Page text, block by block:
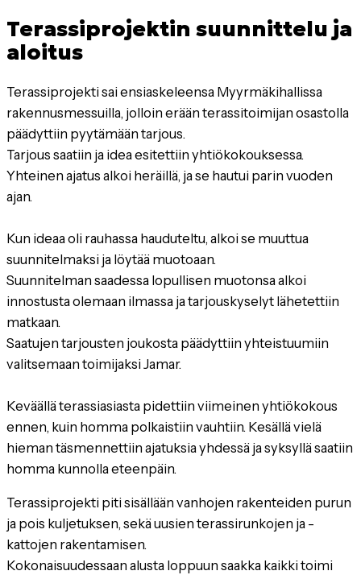
Terassiprojektin suunnittelu ja
aloitus
Terassiprojekti sai ensiaskeleensa Myyrmäkihallissa
rakennusmessuilla, jolloin erään terassitoimijan osastolla
päädyttiin pyytämään tarjous.
Tarjous saatiin ja idea esitettiin yhtiökokouksessa.
Yhteinen ajatus alkoi heräillä, ja se hautui parin vuoden
ajan.
Kun ideaa oli rauhassa hauduteltu, alkoi se muuttua
suunnitelmaksi ja löytää muotoaan.
Suunnitelman saadessa lopullisen muotonsa alkoi
innostusta olemaan ilmassa ja tarjouskyselyt lähetettiin
matkaan.
Saatujen tarjousten joukosta päädyttiin yhteistuumiin
valitsemaan toimijaksi Jamar.
Keväällä terassiasiasta pidettiin viimeinen yhtiökokous
ennen, kuin homma polkaistiin vauhtiin. Kesällä vielä
hieman täsmennettiin ajatuksia yhdessä ja syksyllä saatiin
homma kunnolla eteenpäin.
Terassiprojekti piti sisällään vanhojen rakenteiden purun
ja pois kuljetuksen, sekä uusien terassirunkojen ja -
kattojen rakentamisen.
Kokonaisuudessaan alusta loppuun saakka kaikki toimi